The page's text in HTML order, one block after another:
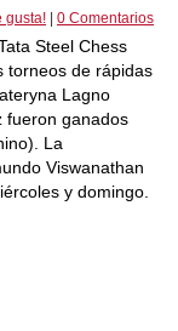
gusta! 0 Comentarios
Steel Chess
torneos de rápidas
Lagno
fueron ganados
La
Viswanathan
y domingo.